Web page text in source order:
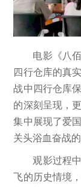
电影《八
四行仓库的真
战中四行仓库
的深刻呈现，
集中展现了爱
关头浴血奋战
观影过程
飞的历史情境